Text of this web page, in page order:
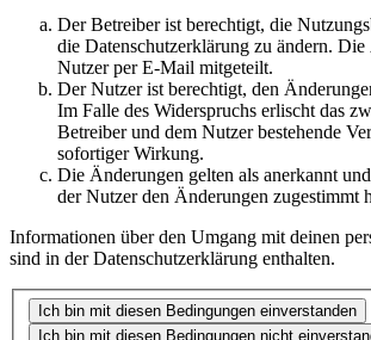
Der Betreiber ist berechtigt, die
die Datenschutzerklärung zu ändern.
Nutzer per E-Mail mitgeteilt.
Der Nutzer ist berechtigt, den
Im Falle des Widerspruchs erlischt das
Betreiber und dem Nutzer bestehende
sofortiger Wirkung.
Die Änderungen gelten als anerkannt
der Nutzer den Änderungen zugestimmt
Informationen über den Umgang mit deinen
sind in der Datenschutzerklärung enthalten.